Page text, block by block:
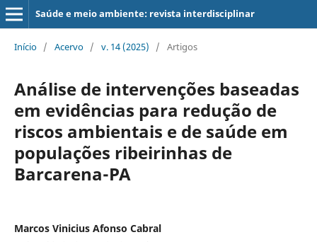
Saúde e meio ambiente: revista interdisciplinar
Início / Acervo / v. 14 (2025) / Artigos
Análise de intervenções baseadas
em evidências para redução de
riscos ambientais e de saúde em
populações ribeirinhas de
Barcarena-PA
Marcos Vinicius Afonso Cabral